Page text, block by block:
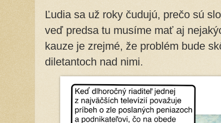
Ľudia sa už roky čudujú, prečo sú
veď predsa tu musíme mať aj
kauze je zrejmé, že problém bude
diletantoch nad nimi.